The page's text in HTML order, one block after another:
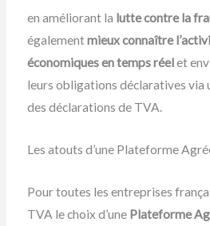
en améliorant la lutte contre la
égalementmieux connaître
économiques en temps réelet
leurs obligations déclaratives via
des déclarations de TVA.
Les atouts d’une Plateforme
Pour toutes les entreprises
TVA le choix d’une Plateforme